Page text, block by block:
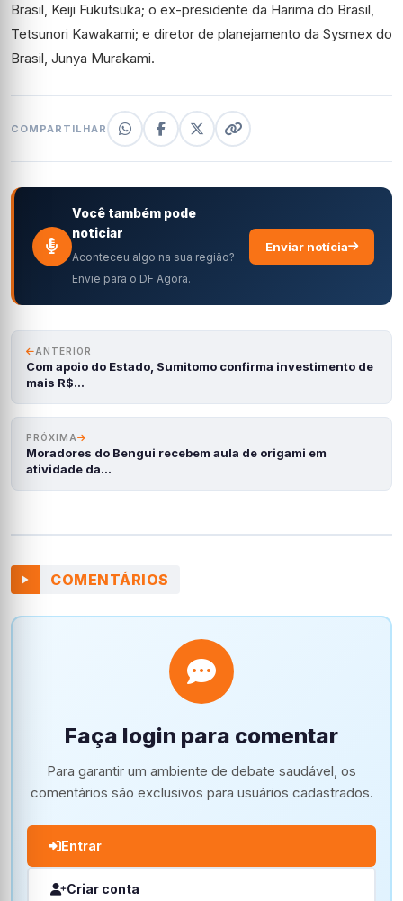
Brasil, Keiji Fukutsuka; o ex-presidente da Harima do Brasil,
Tetsunori Kawakami; e diretor de planejamento da Sysmex do
Brasil, Junya Murakami.
COMPARTILHAR
Você também pode
noticiar
Aconteceu algo na sua região?
Envie para o DF Agora.
Enviar notícia
ANTERIOR
Com apoio do Estado, Sumitomo confirma investimento de
mais R$…
PRÓXIMA
Moradores do Bengui recebem aula de origami em
atividade da…
COMENTÁRIOS
Faça login para comentar
Para garantir um ambiente de debate saudável, os
comentários são exclusivos para usuários cadastrados.
Entrar
Criar conta